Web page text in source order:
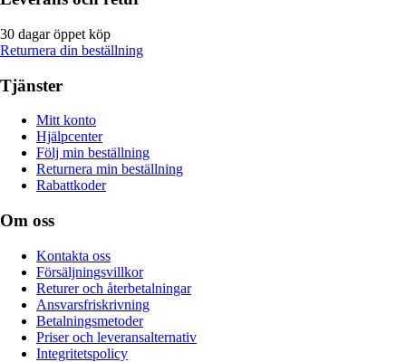
30 dagar öppet köp
Returnera din beställning
Tjänster
Mitt konto
Hjälpcenter
Följ min beställning
Returnera min beställning
Rabattkoder
Om oss
Kontakta oss
Försäljningsvillkor
Returer och återbetalningar
Ansvarsfriskrivning
Betalningsmetoder
Priser och leveransalternativ
Integritetspolicy